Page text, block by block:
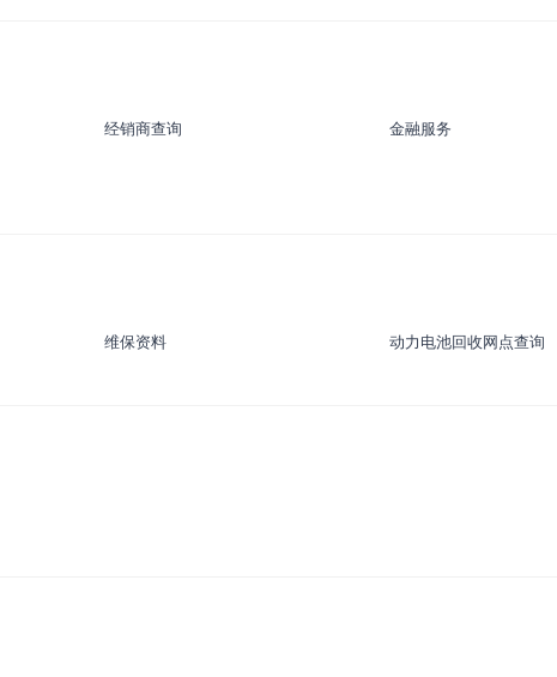
经销商查询 金融服务
维保资料 动力电池回收网点查询